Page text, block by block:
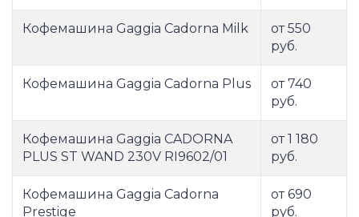
Кофемашина Gaggia Cadorna Milk
от 550
руб.
Кофемашина Gaggia Cadorna Plus
от 740
руб.
Кофемашина Gaggia CADORNA
PLUS ST WAND 230V RI9602/01
от 1 180
руб.
Кофемашина Gaggia Cadorna
Prestige
от 690
руб.